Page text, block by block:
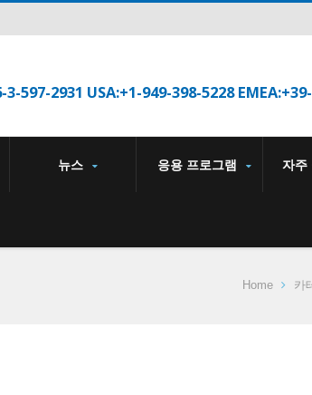
3-597-2931 USA:+1-949-398-5228
뉴스 응용 프로그램 자주
Home 카